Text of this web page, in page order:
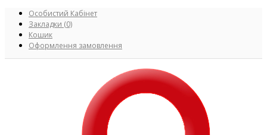
Особистий Кабінет
Закладки (0)
Кошик
Оформлення замовлення